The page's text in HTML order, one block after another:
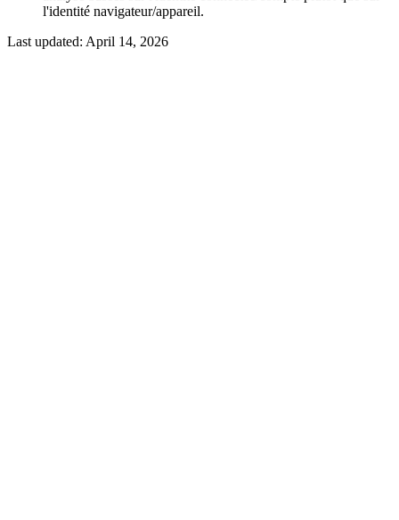
l'identité navigateur/appareil.
Last updated: April 14, 2026